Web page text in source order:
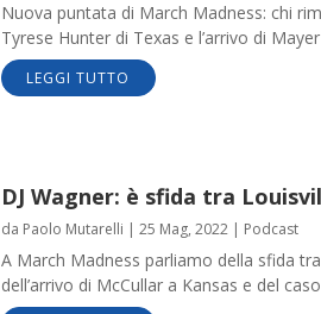
Nuova puntata di March Madness: chi
Tyrese Hunter di Texas e l’arrivo di
LEGGI TUTTO
DJ Wagner: è sfida tra
da Paolo Mutarelli | 25 Mag, 2022| Podcast
A March Madness parliamo della sfida
dell’arrivo di McCullar a Kansas e del